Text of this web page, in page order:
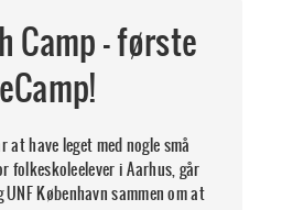
Camp - første
at have leget med nogle små
folkeskoleelever i Aarhus, går
UNF København sammen om at